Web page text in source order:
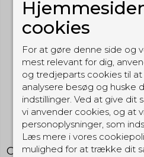
Olight i5T EOS - 300
cookies
For at gøre denne side og
mest relevant for dig,
og tredjeparts cookies til at
analysere besøg og huske
indstillinger. Ved at give dit
vi anvender cookies, og at
personoplysninger, som
Læs mere i vores
mulighed for at trække dit